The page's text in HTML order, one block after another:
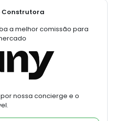
Construtora
a melhor comissão para
nossa concierge e o